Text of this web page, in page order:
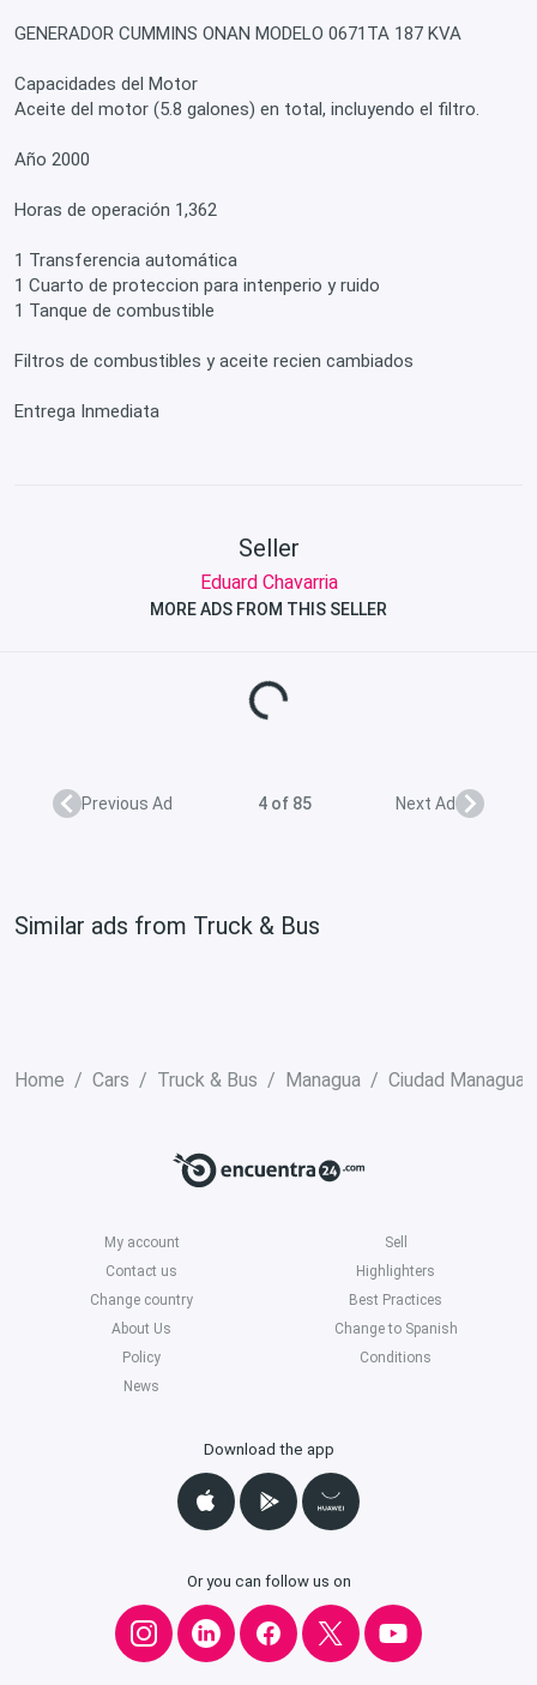
GENERADOR CUMMINS ONAN MODELO 0671TA 187 KVA
Capacidades del Motor
Aceite del motor (5.8 galones) en total, incluyendo el filtro.
Año 2000
Horas de operación 1,362
1 Transferencia automática
1 Cuarto de proteccion para intenperio y ruido
1 Tanque de combustible
Filtros de combustibles y aceite recien cambiados
Entrega Inmediata
Seller
Eduard Chavarria
MORE ADS FROM THIS SELLER
Loading...
Previous Ad 4 of 85 Next Ad
Similar ads from Truck & Bus
Home Cars Truck & Bus Managua Ciudad Managua
My account
Sell
Contact us
Highlighters
Change country
Best Practices
About Us
Change to Spanish
Policy
Conditions
News
Download the app
Or you can follow us on